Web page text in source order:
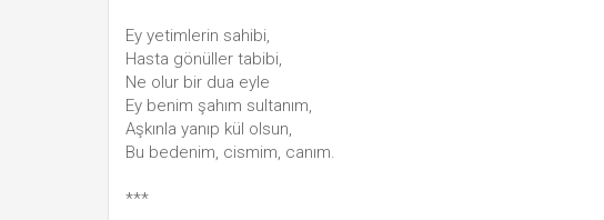
Ey yetimlerin sahibi,
Hasta gönüller tabibi,
Ne olur bir dua eyle
Ey benim şahım sultanım,
Aşkınla yanıp kül olsun,
Bu bedenim, cismim, canım.
***